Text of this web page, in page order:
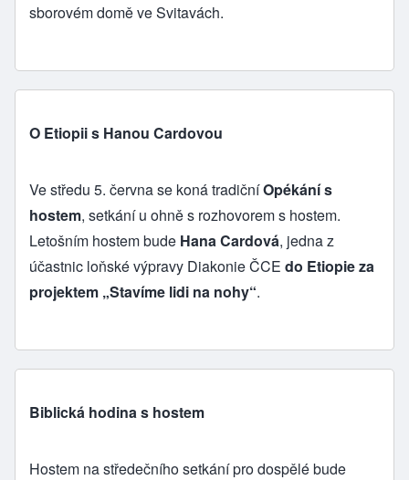
sborovém domě ve Svitavách.
O Etiopii s Hanou Cardovou
Ve středu 5. června se koná tradičníOpékání s
hostem, setkání u ohně s rozhovorem s hostem.
Letošním hostem bude Hana Cardová, jedna z
účastnic loňské výpravy Diakonie ČCE do Etiopie za
projektem „Stavíme lidi na nohy“.
Biblická hodina s hostem
Hostem na středečního setkání pro dospělé bude